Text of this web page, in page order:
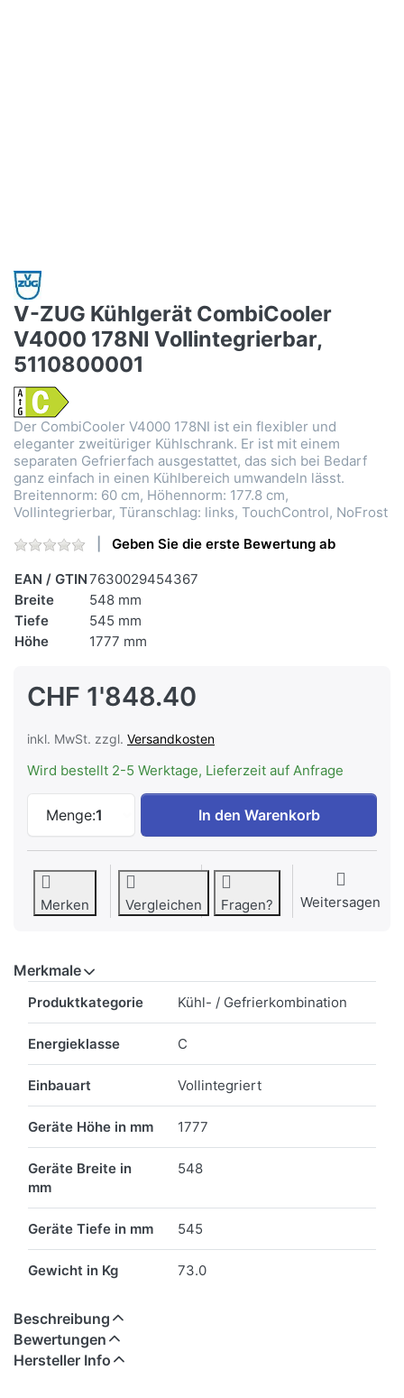
V-ZUG Kühlgerät CombiCooler
V4000 178NI Vollintegrierbar,
5110800001
Der CombiCooler V4000 178NI ist ein flexibler und
eleganter zweitüriger Kühlschrank. Er ist mit einem
separaten Gefrierfach ausgestattet, das sich bei Bedarf
ganz einfach in einen Kühlbereich umwandeln lässt.
Breitennorm: 60 cm, Höhennorm: 177.8 cm,
Vollintegrierbar, Türanschlag: links, TouchControl, NoFrost
Geben Sie die erste Bewertung ab
EAN / GTIN7630029454367
Breite
548 mm
Tiefe
545 mm
Höhe
1777 mm
CHF 1'848.40
inkl. MwSt. zzgl. Versandkosten
Wird bestellt 2-5 Werktage, Lieferzeit auf Anfrage
Menge:1
V-ZUG Kühlgerät CombiCooler V4000
In den Warenkorb
Merken Vergleichen Fragen? Weitersagen
Merkmale
Produktkategorie Kühl- / Gefrierkombination
Energieklasse C
Einbauart Vollintegriert
Geräte Höhe in mm 1777
Geräte Breite in
mm
548
Geräte Tiefe in mm 545
Gewicht in Kg 73.0
Beschreibung
Bewertungen
Hersteller Info